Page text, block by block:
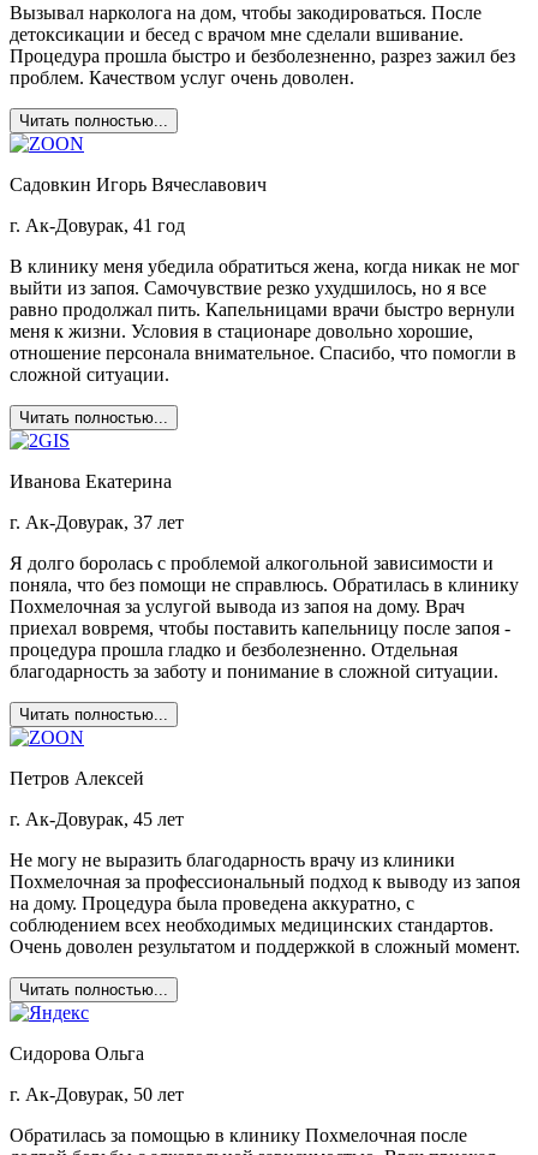
Вызывал нарколога на дом, чтобы закодироваться. После
детоксикации и бесед с врачом мне сделали вшивание.
Процедура прошла быстро и безболезненно, разрез зажил без
проблем. Качеством услуг очень доволен.
Читать полностью...
Садовкин Игорь Вячеславович
г. Ак-Довурак, 41 год
В клинику меня убедила обратиться жена, когда никак не мог
выйти из запоя. Самочувствие резко ухудшилось, но я все
равно продолжал пить. Капельницами врачи быстро вернули
меня к жизни. Условия в стационаре довольно хорошие,
отношение персонала внимательное. Спасибо, что помогли в
сложной ситуации.
Читать полностью...
Иванова Екатерина
г. Ак-Довурак, 37 лет
Я долго боролась с проблемой алкогольной зависимости и
поняла, что без помощи не справлюсь. Обратилась в клинику
Похмелочная за услугой вывода из запоя на дому. Врач
приехал вовремя, чтобы поставить капельницу после запоя -
процедура прошла гладко и безболезненно. Отдельная
благодарность за заботу и понимание в сложной ситуации.
Читать полностью...
Петров Алексей
г. Ак-Довурак, 45 лет
Не могу не выразить благодарность врачу из клиники
Похмелочная за профессиональный подход к выводу из запоя
на дому. Процедура была проведена аккуратно, с
соблюдением всех необходимых медицинских стандартов.
Очень доволен результатом и поддержкой в сложный момент.
Читать полностью...
Сидорова Ольга
г. Ак-Довурак, 50 лет
Обратилась за помощью в клинику Похмелочная после